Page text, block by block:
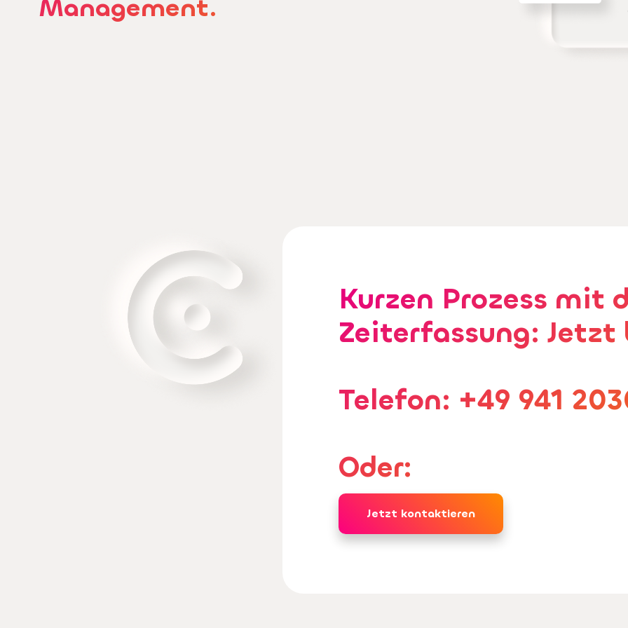
Management.
Kurzen Prozess mit
Zeiterfassung: Jetzt
Telefon: +49 941
Oder:
Jetzt kontaktieren